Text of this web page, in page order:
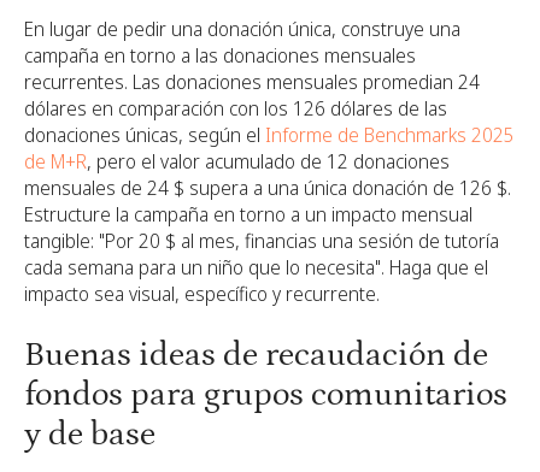
En lugar de pedir una donación única, construye una
campaña en torno a las donaciones mensuales
recurrentes. Las donaciones mensuales promedian 24
dólares en comparación con los 126 dólares de las
donaciones únicas, según el Informe de Benchmarks 2025
de M+R, pero el valor acumulado de 12 donaciones
mensuales de 24 $ supera a una única donación de 126 $.
Estructure la campaña en torno a un impacto mensual
tangible: "Por 20 $ al mes, financias una sesión de tutoría
cada semana para un niño que lo necesita". Haga que el
impacto sea visual, específico y recurrente.
Buenas ideas de recaudación de
fondos para grupos comunitarios
y de base